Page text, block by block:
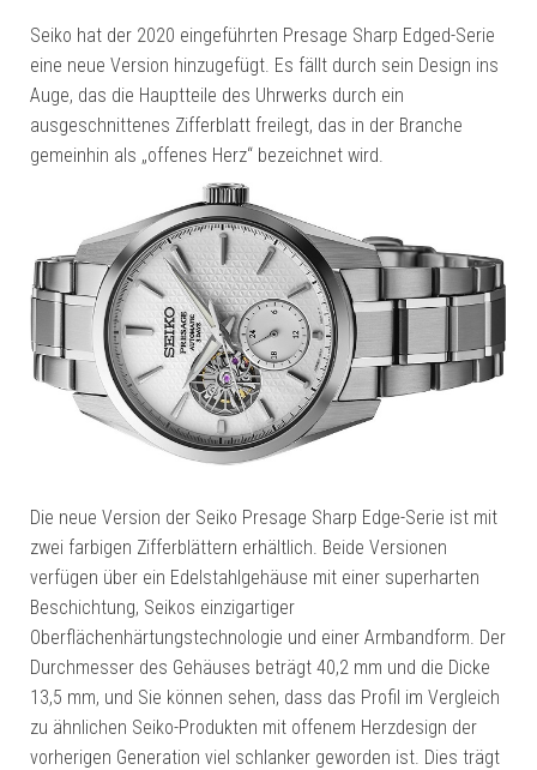
Seiko hat der 2020 eingeführten Presage Sharp Edged-Serie
eine neue Version hinzugefügt. Es fällt durch sein Design ins
Auge, das die Hauptteile des Uhrwerks durch ein
ausgeschnittenes Zifferblatt freilegt, das in der Branche
gemeinhin als „offenes Herz“ bezeichnet wird.
Die neue Version der Seiko Presage Sharp Edge-Serie ist mit
zwei farbigen Zifferblättern erhältlich. Beide Versionen
verfügen über ein Edelstahlgehäuse mit einer superharten
Beschichtung, Seikos einzigartiger
Oberflächenhärtungstechnologie und einer Armbandform. Der
Durchmesser des Gehäuses beträgt 40,2 mm und die Dicke
13,5 mm, und Sie können sehen, dass das Profil im Vergleich
zu ähnlichen Seiko-Produkten mit offenem Herzdesign der
vorherigen Generation viel schlanker geworden ist. Dies trägt